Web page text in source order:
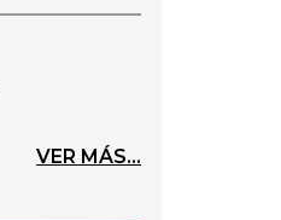
VER MÁS...